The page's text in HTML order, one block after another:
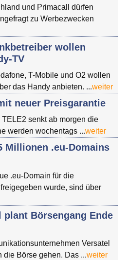
und Primacall dürfen
zu Werbezwecken
wollen
TV
T-Mobile und O2 wollen
das Handy anbieten. ...weiter
neuer Preisgarantie
senkt ab morgen die
werden wochentags ...weiter
Millionen .eu-Domains
.eu-Domain für die
wurde, sind über
plant Börsengang Ende
Versatel
die Börse gehen. Das ...weiter